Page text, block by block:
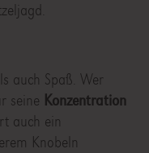
auch Spaß. Wer
seine Konzentration
auch ein
Knobeln